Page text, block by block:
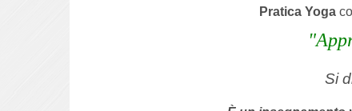
Pratica Yoga
Si